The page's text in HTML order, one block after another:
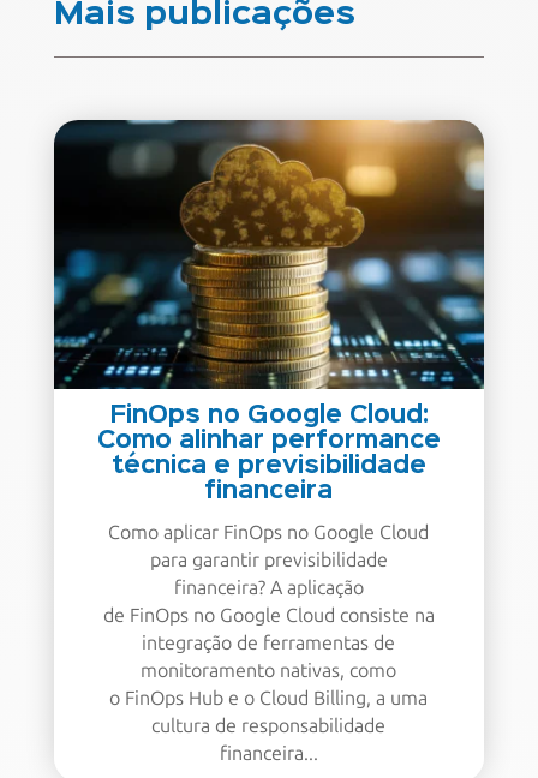
Mais publicações
FinOps no Google Cloud:
Como alinhar performance
técnica e previsibilidade
financeira
Como aplicar FinOps no Google Cloud
para garantir previsibilidade
financeira? A aplicação
de FinOps no Google Cloud consiste na
integração de ferramentas de
monitoramento nativas, como
o FinOps Hub e o Cloud Billing, a uma
cultura de responsabilidade
financeira...